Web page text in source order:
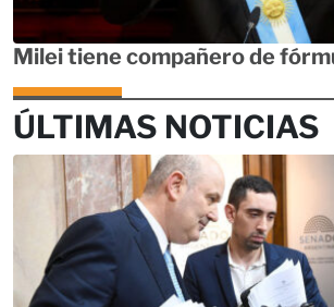
Milei tiene compañero de
ÚLTIMAS NOTICIAS